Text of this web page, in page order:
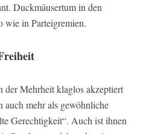
Duckmäusertum in den
wie in Parteigremien.
der Mehrheit klaglos akzeptiert
mehr als gewöhnliche
Gerechtigkeit“. Auch ist ihnen